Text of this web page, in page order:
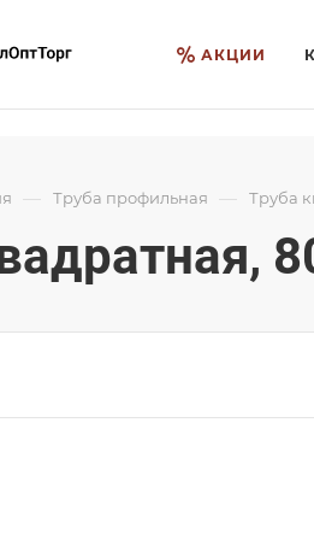
АКЦИИ
— Труба профильная — Труба